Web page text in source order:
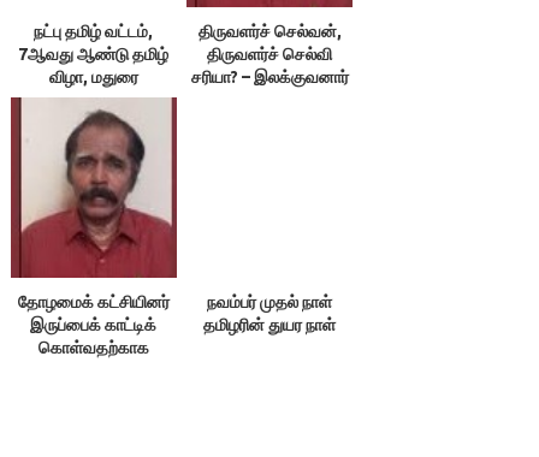
நட்பு தமிழ் வட்டம்,
7ஆவது ஆண்டு தமிழ்
விழா, மதுரை
திருவளர்ச் செல்வன்,
திருவளர்ச் செல்வி
சரியா? – இலக்குவனார்
தோழமைக் கட்சியினர்
இருப்பைக் காட்டிக்
கொள்வதற்காக
நவம்பர் முதல் நாள்
தமிழரின் துயர நாள்